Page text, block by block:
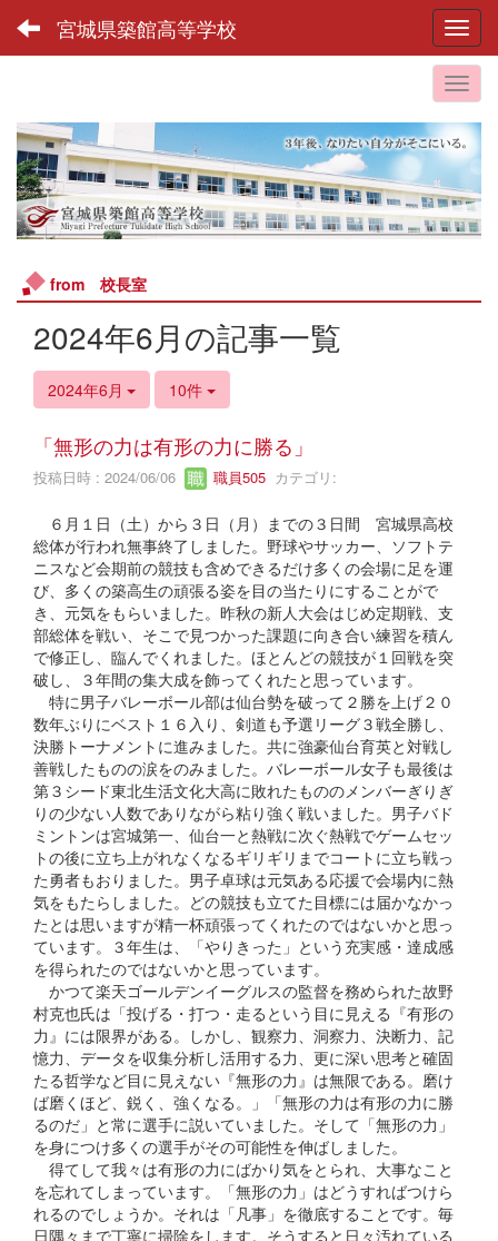
宮城県築館高等学校
from 校長室
2024年6月の記事一覧
2024年6月 10件
「無形の力は有形の力に勝る」
投稿日時 : 2024/06/06 職員505 カテゴリ:
６月１日（土）から３日（月）までの３日間 宮城県高校
総体が行われ無事終了しました。野球やサッカー、ソフトテ
ニスなど会期前の競技も含めできるだけ多くの会場に足を運
び、多くの築高生の頑張る姿を目の当たりにすることがで
き、元気をもらいました。昨秋の新人大会はじめ定期戦、支
部総体を戦い、そこで見つかった課題に向き合い練習を積ん
で修正し、臨んでくれました。ほとんどの競技が１回戦を突
破し、３年間の集大成を飾ってくれたと思っています。
特に男子バレーボール部は仙台勢を破って２勝を上げ２０
数年ぶりにベスト１６入り、剣道も予選リーグ３戦全勝し、
決勝トーナメントに進みました。共に強豪仙台育英と対戦し
善戦したものの涙をのみました。バレーボール女子も最後は
第３シード東北生活文化大高に敗れたもののメンバーぎりぎ
りの少ない人数でありながら粘り強く戦いました。男子バド
ミントンは宮城第一、仙台一と熱戦に次ぐ熱戦でゲームセッ
トの後に立ち上がれなくなるギリギリまでコートに立ち戦っ
た勇者もおりました。男子卓球は元気ある応援で会場内に熱
気をもたらしました。どの競技も立てた目標には届かなかっ
たとは思いますが精一杯頑張ってくれたのではないかと思っ
ています。３年生は、「やりきった」という充実感・達成感
を得られたのではないかと思っています。
かつて楽天ゴールデンイーグルスの監督を務められた故野
村克也氏は「投げる・打つ・走るという目に見える『有形の
力』には限界がある。しかし、観察力、洞察力、決断力、記
憶力、データを収集分析し活用する力、更に深い思考と確固
たる哲学など目に見えない『無形の力』は無限である。磨け
ば磨くほど、鋭く、強くなる。」「無形の力は有形の力に勝
るのだ」と常に選手に説いていました。そして「無形の力」
を身につけ多くの選手がその可能性を伸ばしました。
得てして我々は有形の力にばかり気をとられ、大事なこと
を忘れてしまっています。「無形の力」はどうすればつけら
れるのでしょうか。それは「凡事」を徹底することです。毎
日隅々まで丁寧に掃除をします。そうすると日々汚れている